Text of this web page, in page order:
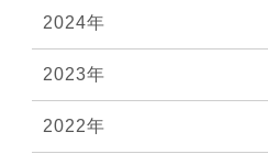
2024年
2023年
2022年